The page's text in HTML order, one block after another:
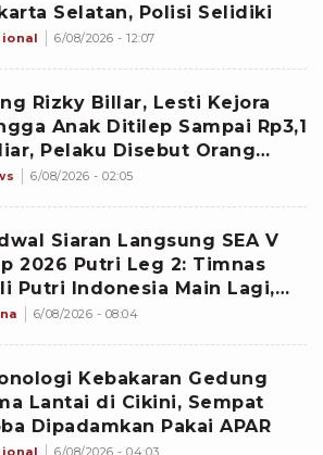
Selatan, Polisi Selidiki
6/08/2026 - 12:07
Rizky Billar, Lesti Kejora
Anak Ditilep Sampai Rp3,1
Pelaku Disebut Orang
6/08/2026 - 02:05
Siaran Langsung SEA V
2026 Putri Leg 2: Timnas
Putri Indonesia Main Lagi,
Hadapi Vietnam
6/08/2026 - 08:04
Kebakaran Gedung
Lantai di Cikini, Sempat
Dipadamkan Pakai APAR
6/08/2026 - 04:03